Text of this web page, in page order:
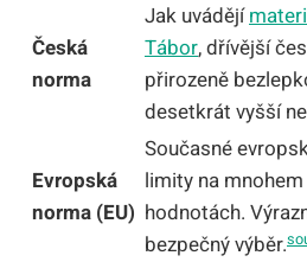
Česká
norma
Jak uvádějí
Tábor, dřívější
přirozeně
desetkrát vyšší
Evropská
norma (EU)
Současné
limity na
hodnotách.
bezpečný výběr.